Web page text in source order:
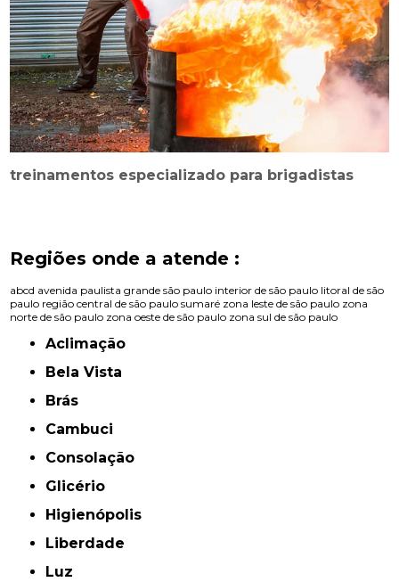
treinamentos especializado para brigadistas
Regiões onde a atende :
abcd avenida paulista grande são paulo interior de são paulo litoral de são
paulo região central de são paulo sumaré zona leste de são paulo zona
norte de são paulo zona oeste de são paulo zona sul de são paulo
Aclimação
Bela Vista
Brás
Cambuci
Consolação
Glicério
Higienópolis
Liberdade
Luz